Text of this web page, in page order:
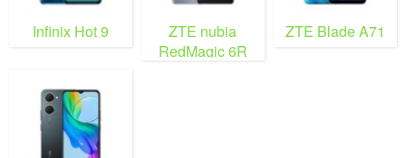
Infinix Hot 9
ZTE nubia
RedMagic 6R
ZTE Blade A71